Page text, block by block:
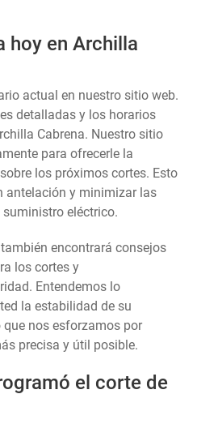
hoy en Archilla
actual en nuestro sitio web.
detalladas y los horarios
Cabrena. Nuestro sitio
para ofrecerle la
los próximos cortes. Esto
antelación y minimizar las
eléctrico.
encontrará consejos
los cortes y
Entendemos lo
la estabilidad de su
nos esforzamos por
precisa y útil posible.
el corte de